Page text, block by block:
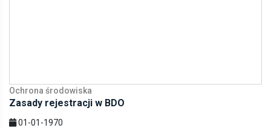
Ochrona środowiska
Zasady rejestracji w BDO
01-01-1970